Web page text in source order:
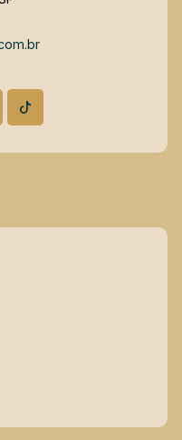
oportunidade única!